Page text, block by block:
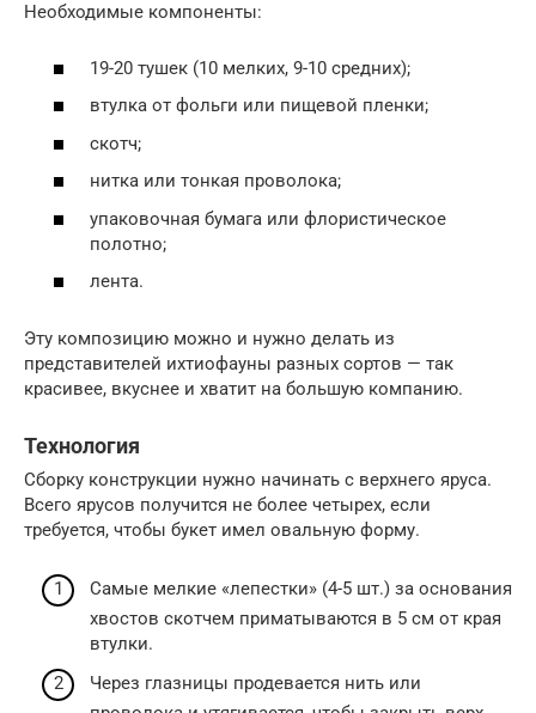
Необходимые компоненты:
19-20 тушек (10 мелких, 9-10 средних);
втулка от фольги или пищевой пленки;
скотч;
нитка или тонкая проволока;
упаковочная бумага или флористическое
полотно;
лента.
Эту композицию можно и нужно делать из
представителей ихтиофауны разных сортов — так
красивее, вкуснее и хватит на большую компанию.
Технология
Сборку конструкции нужно начинать с верхнего яруса.
Всего ярусов получится не более четырех, если
требуется, чтобы букет имел овальную форму.
Самые мелкие «лепестки» (4-5 шт.) за основания
хвостов скотчем приматываются в 5 см от края
втулки.
Через глазницы продевается нить или